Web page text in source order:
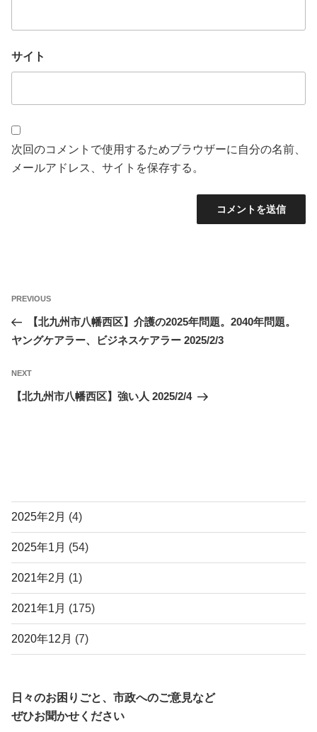
サイト
次回のコメントで使用するためブラウザーに自分の名前、
メールアドレス、サイトを保存する。
ナ
ビ
ゲ
ー
Previous
Post
PREVIOUS
【北九州市八幡西区】介護の2025年問題。2040年問題。
ヤングケアラー、ビジネスケアラー 2025/2/3
Next
Post
NEXT
【北九州市八幡西区】強い人 2025/2/4
2025年2月 (4)
2025年1月 (54)
2021年2月 (1)
2021年1月 (175)
2020年12月 (7)
日々のお困りごと、市政へのご意見など
ぜひお聞かせください